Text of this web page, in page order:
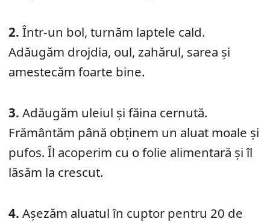
2. Într-un bol, turnăm laptele cald.
Adăugăm drojdia, oul, zahărul, sarea și
amestecăm foarte bine.
3. Adăugăm uleiul și făina cernută.
Frământăm până obținem un aluat moale și
pufos. Îl acoperim cu o folie alimentară și îl
lăsăm la crescut.
4. Așezăm aluatul în cuptor pentru 20 de